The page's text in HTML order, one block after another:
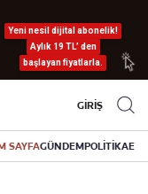
Yeni nesil dijital abonelik!
Aylık 19 TL’ den
başlayan fiyatlarla.
GİRİŞ
SAYFAGÜNDEMPOLİTİKA